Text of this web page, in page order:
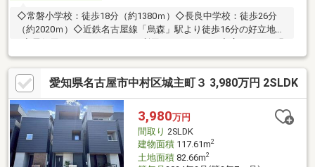
◇常磐小学校：徒歩18分（約1380ｍ）◇長良中学校：徒歩26分
（約2020ｍ）◇近鉄名古屋線「烏森」駅より徒歩16分の好立地
るい玄関♪◆窓が多く、自然光がたっぷり入るので明るい室内で
す♪◆近隣駐車場継承可能♪（9000円/月）◆ルーフバルコニーは
陽当たりがよく開放的はスペース♪テーブルとイスを置きカフェの
ような空間にしたり、子供の遊び場、またハンモックを置いてく
つろぎのスペースにしても○おうち時間が豊かになりますね♪◎◎
不動産の購入・売却ならハウスドゥ 中川四女子へ！◎◎お客様に
寄り添った提案をさせていただきます♪
愛知県名古屋市中村区城主町３ 3,980万円 2SLDK
3,980万円
間取り 2SLDK
建物面積117.61m2
土地面積82.66m2